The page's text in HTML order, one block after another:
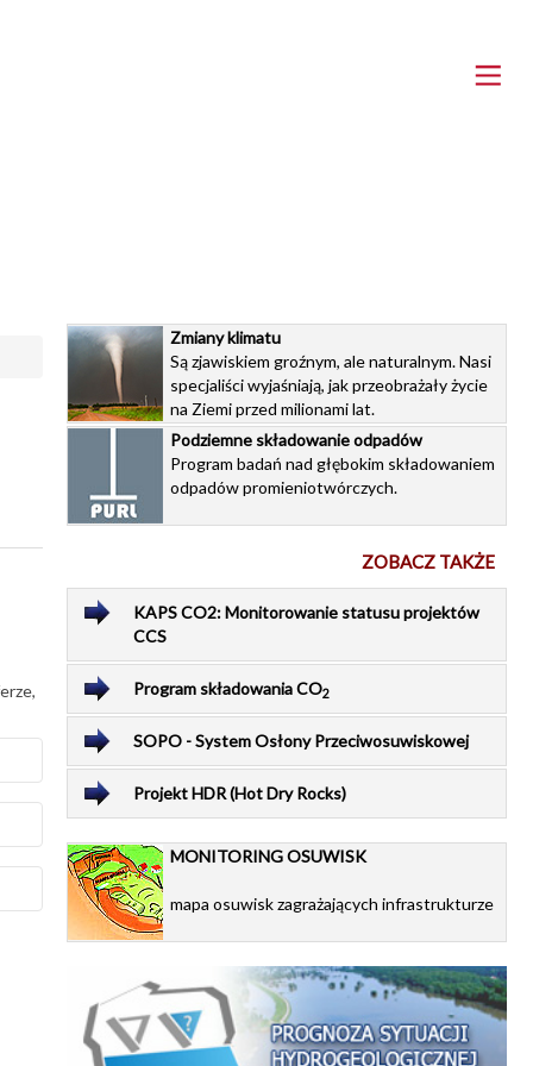
Zmiany klimatu
Są zjawiskiem groźnym, ale naturalnym. Nasi
specjaliści wyjaśniają, jak przeobrażały życie
na Ziemi przed milionami lat.
Podziemne składowanie odpadów
Program badań nad głębokim składowaniem
odpadów promieniotwórczych.
ZOBACZ TAKŻE
KAPS CO2: Monitorowanie statusu projektów
CCS
Program składowania CO2
SOPO - System Osłony Przeciwosuwiskowej
Projekt HDR (Hot Dry Rocks)
MONITORING OSUWISK
mapa osuwisk zagrażających infrastrukturze